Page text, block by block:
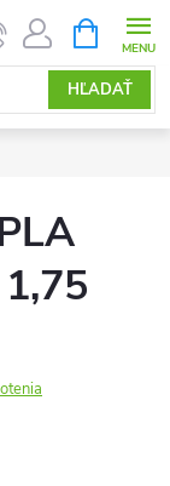
HĽADAŤ
KOŠÍK